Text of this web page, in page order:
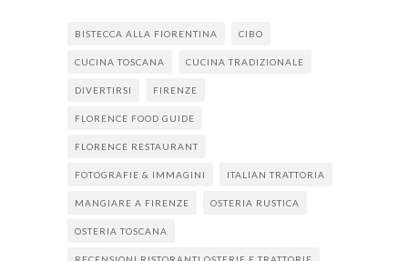
BISTECCA ALLA FIORENTINA CIBO
CUCINA TOSCANA CUCINA TRADIZIONALE
DIVERTIRSI FIRENZE
FLORENCE FOOD GUIDE
FLORENCE RESTAURANT
FOTOGRAFIE & IMMAGINI ITALIAN TRATTORIA
MANGIARE A FIRENZE OSTERIA RUSTICA
OSTERIA TOSCANA